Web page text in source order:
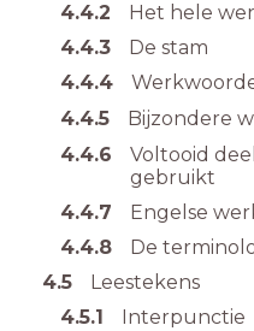
4.4.2
Het hele
4.4.3
De stam
4.4.4
4.4.5
Bijzondere
4.4.6
Voltooid
gebruikt
4.4.7
Engelse
4.4.8
De
4.5
Leestekens
4.5.1
Interpunctie